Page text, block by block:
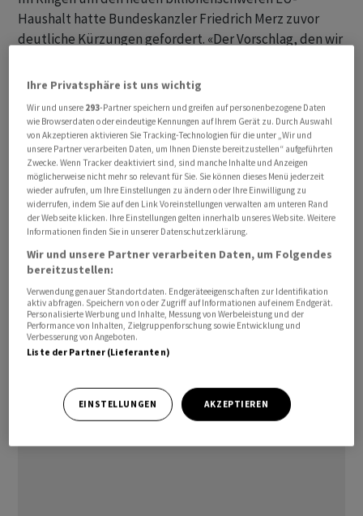
Haushalt hatte Bundeskanzler Friedrich Merz zuvor
deutliche Kürzungen gefordert. «Der Vorschlag, den wir
auch unausgewogen», sagte er beim Juni-Gipfel der
europäischen Staats- und Regierungschefs.
Nach einem Bericht der Nachrichtenagentur Reuters
werden in einem internen Papier der Bundesregierung
400 Milliarden Euro als Grössenordnung für notwendige
Kürzungen genannt. Dies würde einem Minus von etwa
20 Prozent im Vergleich zum Vorschlag der EU-
Kommission entsprechen. Dieser sieht in aktuellen
Preisen ein Budget in Höhe von 1,98 Billionen Euro für
sind es rund 1,76 Billionen Euro (zu Preisen von 2025).
Das Geld soll unter anderem in Projekte für eine
Stärkung der Wettbewerbsfähigkeit der europäischen
einkommensschwache Regionen unterstützen.
Ihre Privatsphäre ist uns wichtig
Wir und unsere 293-Partner speichern und greifen auf personenbezogene Daten
wie Browserdaten oder eindeutige Kennungen auf Ihrem Gerät zu. Durch Auswahl
von Akzeptieren aktivieren Sie Tracking-Technologien für die unter „Wir und
unsere Partner verarbeiten Daten, um Ihnen Dienste bereitzustellen“ aufgeführten
Zwecke. Wenn Tracker deaktiviert sind, sind manche Inhalte und Anzeigen
möglicherweise nicht mehr so relevant für Sie. Sie können dieses Menü jederzeit
wieder aufrufen, um Ihre Einstellungen zu ändern oder Ihre Einwilligung zu
widerrufen, indem Sie auf den Link Voreinstellungen verwalten am unteren Rand
der Webseite klicken. Ihre Einstellungen gelten innerhalb unseres Website. Weitere
Informationen finden Sie in unserer Datenschutzerklärung.
Wir und unsere Partner verarbeiten Daten, um Folgendes
bereitzustellen:
Verwendung genauer Standortdaten. Endgeräteeigenschaften zur Identifikation
aktiv abfragen. Speichern von oder Zugriff auf Informationen auf einem Endgerät.
Personalisierte Werbung und Inhalte, Messung von Werbeleistung und der
Performance von Inhalten, Zielgruppenforschung sowie Entwicklung und
Verbesserung von Angeboten.
Liste der Partner (Lieferanten)
EINSTELLUNGEN AKZEPTIEREN